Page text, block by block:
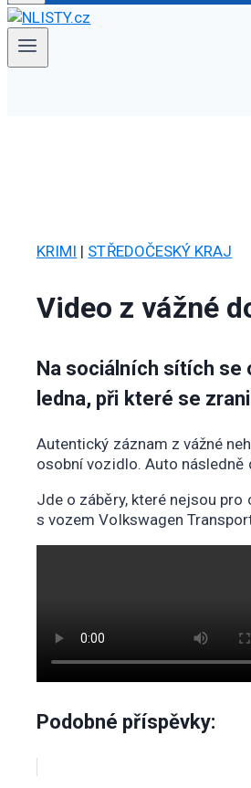
KRIMI | STŘEDOČESKÝ KRAJ
Video z vážné
Na sociálních sítích se
ledna, při které se
Autentický záznam z vážné
osobní vozidlo. Auto
Jde o záběry, které nejsou
s vozem Volkswagen
Podobné příspěvky: